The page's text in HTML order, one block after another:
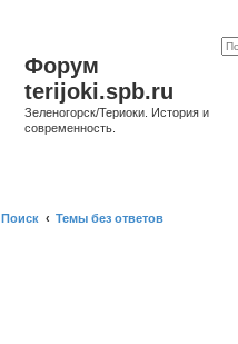
Форум
terijoki.spb.ru
Зеленогорск/Териоки. История и
современность.
Поиск Темы без ответов